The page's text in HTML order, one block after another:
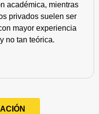
académica, mientras
privados suelen ser
mayor experiencia
no tan teórica.